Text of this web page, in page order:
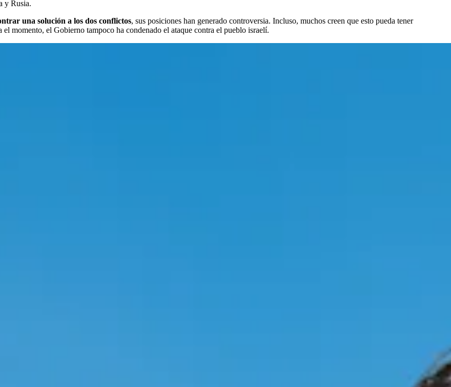
y Rusia.
una solución a los dos conflictos, sus posiciones han generado controversia. Incluso, muchos creen que esto pueda tener
momento, el Gobierno tampoco ha condenado el ataque contra el pueblo israelí.